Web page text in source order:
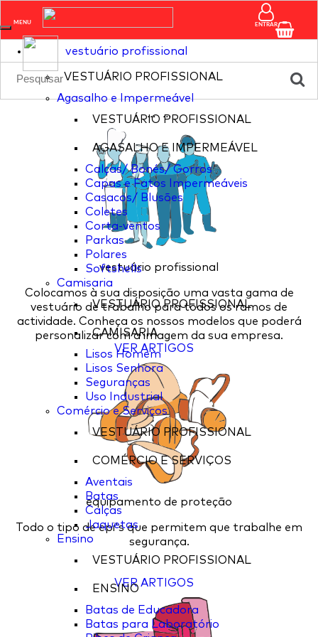
pagina nao existente
MENU
vestuário profissional
VESTUÁRIO PROFISSIONAL
Agasalho e Impermeável
VESTUÁRIO PROFISSIONAL
AGASALHO E IMPERMEÁVEL
Calças/ Bonés/ Gorros
Capas e Fatos Impermeáveis
Casacos/ Blusões
Coletes
Corta-ventos
Parkas
Polares
Softshells
Camisaria
VESTUÁRIO PROFISSIONAL
CAMISARIA
Lisos Homem
Lisos Senhora
Seguranças
Uso Industrial
Comércio e Serviços
VESTUÁRIO PROFISSIONAL
COMÉRCIO E SERVIÇOS
Aventais
Batas
Calças
Jaquetas
Ensino
VESTUÁRIO PROFISSIONAL
ENSINO
Batas de Educadora
Batas para Laboratório
ENTRAR
... ...
vestuário profissional
Colocamos à sua disposição uma vasta gama de
vestuário de trabalho para todos os ramos de
actividade. Conheça os nossos modelos que poderá
personalizar com a imagem da sua empresa.
VER ARTIGOS
equipamento de proteção
Todo o tipo de epi's que permitem que trabalhe em
segurança.
VER ARTIGOS